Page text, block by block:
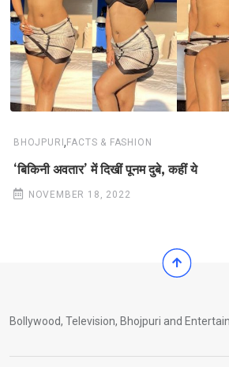
BHOJPURI, FACTS & FASHION
‘बिकिनी अवतार’ में दिखीं पूनम दुबे, कहीं ये
NOVEMBER 18, 2022
Bollywood, Television, Bhojpuri and